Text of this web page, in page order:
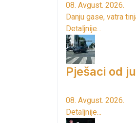
08. Avgust. 2026.
Danju gase, vatra
Detaljnije...
Pješaci od
08. Avgust. 2026.
Detaljnije...